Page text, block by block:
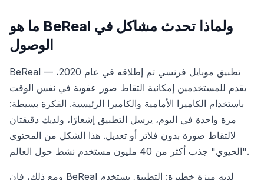
ما هو BeReal ولماذا تحدث مشاكل في
الوصول
BeReal — تطبيق موبايل فرنسي تم إطلاقه في عام 2020،
يقدم للمستخدمين إمكانية التقاط صور عفوية في نفس الوقت
باستخدام الكاميرا الأمامية والكاميرا الرئيسية. الفكرة بسيطة:
مرة واحدة في اليوم، يرسل التطبيق إشعارًا، ولديك دقيقتان
لالتقاط صورة بدون فلاتر أو تعديل. هذا الشكل من المحتوى
"الحيوي" جذب أكثر من 40 مليون مستخدم نشط حول العالم.
ومع ذلك، فإن BeReal لديه ميزة خطيرة: التطبيق يستخدم